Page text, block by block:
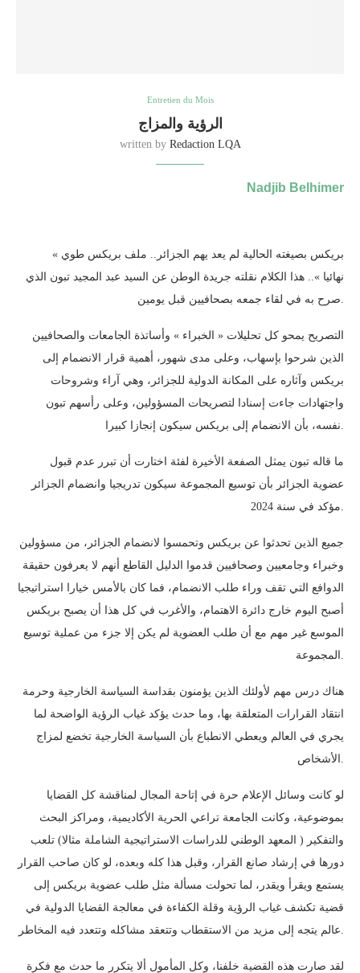
Entretien du Mois
الرؤية والمزاج
written by Redaction LQA
Nadjib Belhimer
« بريكس بصيغته الحالية لم يعد يهم الجزائر.. ملف بريكس طوي
نهائيا ».. هذا الكلام نقلته جريدة الوطن عن السيد عبد المجيد تبون الذي
صرح به في لقاء جمعه بصحافيين قبل يومين.
التصريح يمحو كل تحليلات « الخبراء » وأساتذة الجامعات والصحافيين
الذين شرحوا بإسهاب، وعلى مدى شهور، أهمية قرار الانضمام إلى
بريكس وآثاره على المكانة الدولية للجزائر، وهي آراء وشروحات
واجتهادات جاءت إسنادا لتصريحات المسؤولين، وعلى رأسهم تبون
نفسه، بأن الانضمام إلى بريكس سيكون إنجازا كبيرا.
ما قاله تبون يمثل الصفعة الأخيرة لفئة اختارت أن تبرر عدم قبول
عضوية الجزائر بأن توسيع المجموعة سيكون تدريجيا وانضمام الجزائر
مؤكد في سنة 2024.
جميع الذين تحدثوا عن بريكس وتحمسوا لانضمام الجزائر، من مسؤولين
وخبراء وجامعيين وصحافيين قدموا الدليل القاطع أنهم لا يعرفون حقيقة
الدوافع التي تقف وراء طلب الانضمام، فما كان بالأمس خيارا استراتيجيا
أصبح اليوم خارج دائرة الاهتمام، والأغرب في كل هذا أن يصبح بريكس
الموسع غير مهم مع أن طلب العضوية لم يكن إلا جزء من عملية توسيع
المجموعة.
هناك درس مهم لأولئك الذين يؤمنون بقداسة السياسة الخارجية وحرمة
انتقاد القرارات المتعلقة بها، وما حدث يؤكد غياب الرؤية الواضحة لما
يجري في العالم ويعطي الانطباع بأن السياسة الخارجية تخضع لمزاج
الأشخاص.
لو كانت وسائل الإعلام حرة في إتاحة المجال لمناقشة كل القضايا
بموضوعية، وكانت الجامعة تراعي الحرية الأكاديمية، ومراكز البحث
والتفكير ( المعهد الوطني للدراسات الاستراتيجية الشاملة مثالا) تلعب
دورها في إرشاد صانع القرار، وقبل هذا كله وبعده، لو كان صاحب القرار
يستمع ويقرأ ويقدر، لما تحولت مسألة مثل طلب عضوية بريكس إلى
قضية تكشف غياب الرؤية وقلة الكفاءة في معالجة القضايا الدولية في
عالم يتجه إلى مزيد من الاستقطاب وتتعقد مشاكله وتتعدد فيه المخاطر.
لقد صارت هذه القضية خلفنا، وكل المأمول ألا يتكرر ما حدث مع فكرة